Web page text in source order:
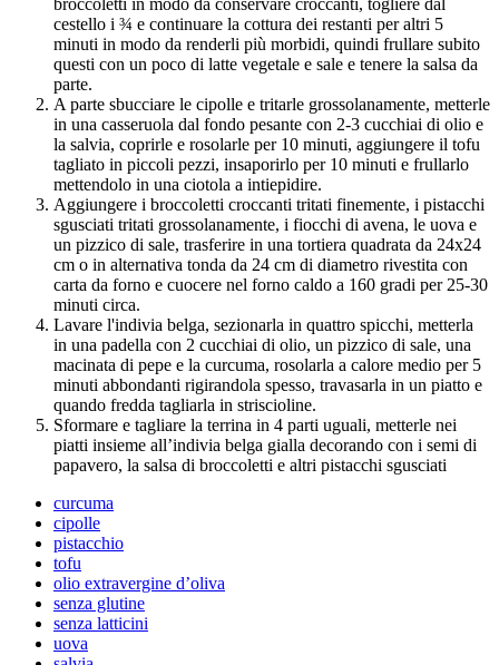
cestello i ¾ e continuare la cottura dei restanti per altri 5
minuti in modo da renderli più morbidi, quindi frullare subito
questi con un poco di latte vegetale e sale e tenere la salsa da
parte.
A parte sbucciare le cipolle e tritarle grossolanamente, metterle
in una casseruola dal fondo pesante con 2-3 cucchiai di olio e
la salvia, coprirle e rosolarle per 10 minuti, aggiungere il tofu
tagliato in piccoli pezzi, insaporirlo per 10 minuti e frullarlo
mettendolo in una ciotola a intiepidire.
Aggiungere i broccoletti croccanti tritati finemente, i pistacchi
sgusciati tritati grossolanamente, i fiocchi di avena, le uova e
un pizzico di sale, trasferire in una tortiera quadrata da 24x24
cm o in alternativa tonda da 24 cm di diametro rivestita con
carta da forno e cuocere nel forno caldo a 160 gradi per 25-30
minuti circa.
Lavare l'indivia belga, sezionarla in quattro spicchi, metterla
in una padella con 2 cucchiai di olio, un pizzico di sale, una
macinata di pepe e la curcuma, rosolarla a calore medio per 5
minuti abbondanti rigirandola spesso, travasarla in un piatto e
quando fredda tagliarla in striscioline.
Sformare e tagliare la terrina in 4 parti uguali, metterle nei
piatti insieme all’indivia belga gialla decorando con i semi di
papavero, la salsa di broccoletti e altri pistacchi sgusciati
curcuma
cipolle
pistacchio
tofu
olio extravergine d’oliva
senza glutine
senza latticini
uova